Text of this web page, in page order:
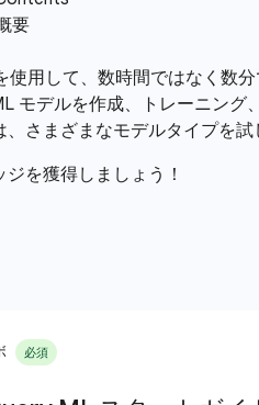
使用して、数時間ではなく数
モデルを作成、トレーニング
、さまざまなモデルタイプを
を獲得しましょう！